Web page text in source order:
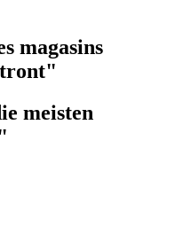
magasins
meisten